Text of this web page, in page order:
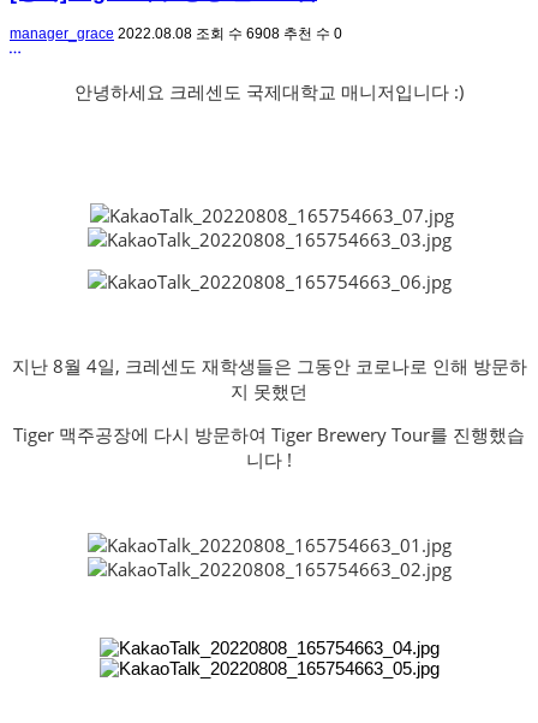
manager_grace 2022.08.08 조회 수 6908 추천 수 0
안녕하세요 크레센도 국제대학교 매니저입니다 :)
지난 8월 4일, 크레센도 재학생들은 그동안 코로나로 인해 방문하
지 못했던
Tiger 맥주공장에 다시 방문하여 Tiger Brewery Tour를 진행했습
니다 !